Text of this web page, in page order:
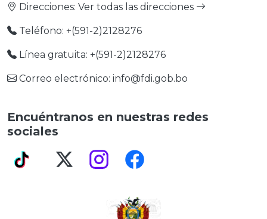
Direcciones: Ver todas las direcciones
Teléfono: +(591-2)2128276
Línea gratuita: +(591-2)2128276
Correo electrónico: info@fdi.gob.bo
Encuéntranos en nuestras redes
sociales